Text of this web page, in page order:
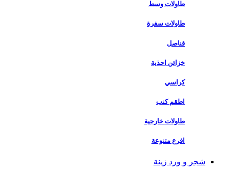
طاولات وسط
طاولات سفرة
قناصل
خزائن احذية
كراسي
اطقم كنب
طاولات خارجية
افرع متنوعة
شجر و ورد زينة